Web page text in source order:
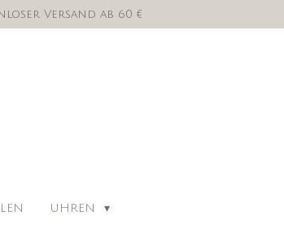
Versand ab 60 €
UHREN